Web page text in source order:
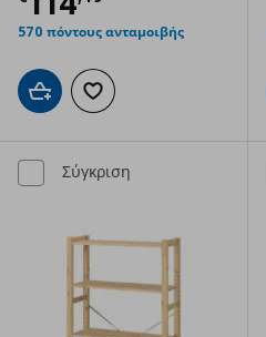
570 πόντους ανταμοιβής
Προσθήκη στο καλάθι
Προσθήκη στα
Σύγκριση